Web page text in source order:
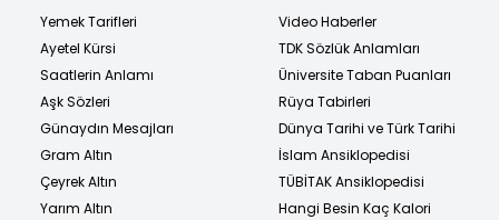
Yemek Tarifleri
Ayetel Kürsi
Saatlerin Anlamı
Aşk Sözleri
Günaydın Mesajları
Gram Altın
Çeyrek Altın
Yarım Altın
Video Haberler
TDK Sözlük Anlamları
Üniversite Taban Puanları
Rüya Tabirleri
Dünya Tarihi ve Türk Tarihi
İslam Ansiklopedisi
TÜBİTAK Ansiklopedisi
Hangi Besin Kaç Kalori